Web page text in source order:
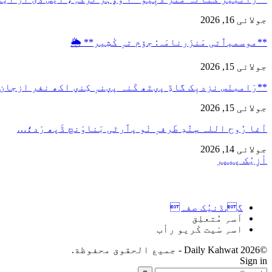
جولائی 16, 2026
**موسمیٲتی مَنزَرنامَہ: جۆم تہٕ کٔشِیر** 🌦️
جولائی 15, 2026
**رَامبنَس نزدیٖک گاڈِ پؠٹھ کَنہ پؠنہٕ کِنؠ اکھ نفر
جولائی 15, 2026
آغا رُوح اللہ سٕنٛدِ طَرفہٕ نٔو پٲرٹی بَناوَنچ ڈَپھ رَد؛…
جولائی 14, 2026
أزِیُک پیپر
گ.ڈنیُک صفہ
اَسہِ مُتعلِق
اسہِ سْیت کْریو رأب
©2026 Daily Kahwat - جميع الحقوق محفوظة.
Sign in